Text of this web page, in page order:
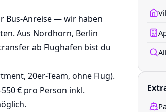
Bus-Anreise — wir haben
Aus Nordhorn, Berlin
ab Flughafen bist du
20er-Team, ohne Flug).
€ pro Person inkl.